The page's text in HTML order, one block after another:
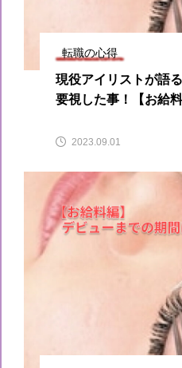
転職の心得
現役アイリストが語
要視した事！【お給料
2023.09.01